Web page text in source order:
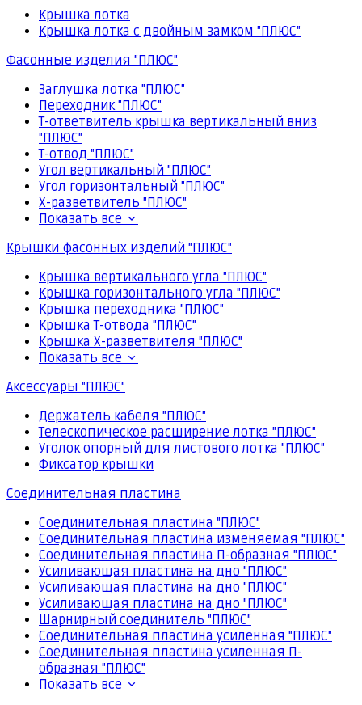
Крышка лотка
Крышка лотка с двойным замком "ПЛЮС"
Фасонные изделия "ПЛЮС"
Заглушка лотка "ПЛЮС"
Переходник "ПЛЮС"
Т-ответвитель крышка вертикальный вниз
"ПЛЮС"
Т-отвод "ПЛЮС"
Угол вертикальный "ПЛЮС"
Угол горизонтальный "ПЛЮС"
Х-разветвитель "ПЛЮС"
Показать все
Крышки фасонных изделий "ПЛЮС"
Крышка вертикального угла "ПЛЮС"
Крышка горизонтального угла "ПЛЮС"
Крышка переходника "ПЛЮС"
Крышка Т-отвода "ПЛЮС"
Крышка Х-разветвителя "ПЛЮС"
Показать все
Аксессуары "ПЛЮС"
Держатель кабеля "ПЛЮС"
Телескопическое расширение лотка "ПЛЮС"
Уголок опорный для листового лотка "ПЛЮС"
Фиксатор крышки
Соединительная пластина
Соединительная пластина "ПЛЮС"
Соединительная пластина изменяемая "ПЛЮС"
Соединительная пластина П-образная "ПЛЮС"
Усиливающая пластина на дно "ПЛЮС"
Усиливающая пластина на дно "ПЛЮС"
Усиливающая пластина на дно "ПЛЮС"
Шарнирный соединитель "ПЛЮС"
Соединительная пластина усиленная "ПЛЮС"
Соединительная пластина усиленная П-
образная "ПЛЮС"
Показать все